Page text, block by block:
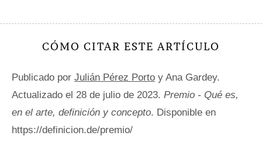
CÓMO CITAR ESTE ARTÍCULO
Publicado por Julián Pérez Porto y Ana Gardey.
Actualizado el 28 de julio de 2023. Premio - Qué es,
en el arte, definición y concepto. Disponible en
https://definicion.de/premio/